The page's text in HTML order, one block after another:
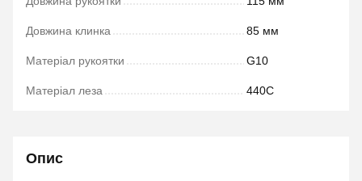
Довжина клинка 85 мм
Матеріал рукоятки G10
Матеріал леза 440C
Опис